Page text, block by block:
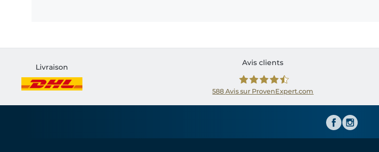
Livraison
Avis clients
588Avis sur ProvenExpert.com